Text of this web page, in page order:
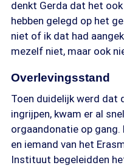
denkt Gerda dat het
hebben gelegd op het
niet of ik dat had
mezelf niet, maar ook
Overlevingsstand
Toen duidelijk werd dat
ingrijpen, kwam er al
orgaandonatie op
en iemand van het
Instituut begeleidden